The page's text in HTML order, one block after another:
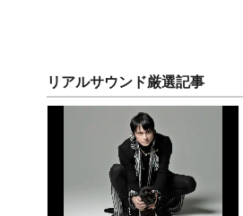
リアルサウンド厳選記事